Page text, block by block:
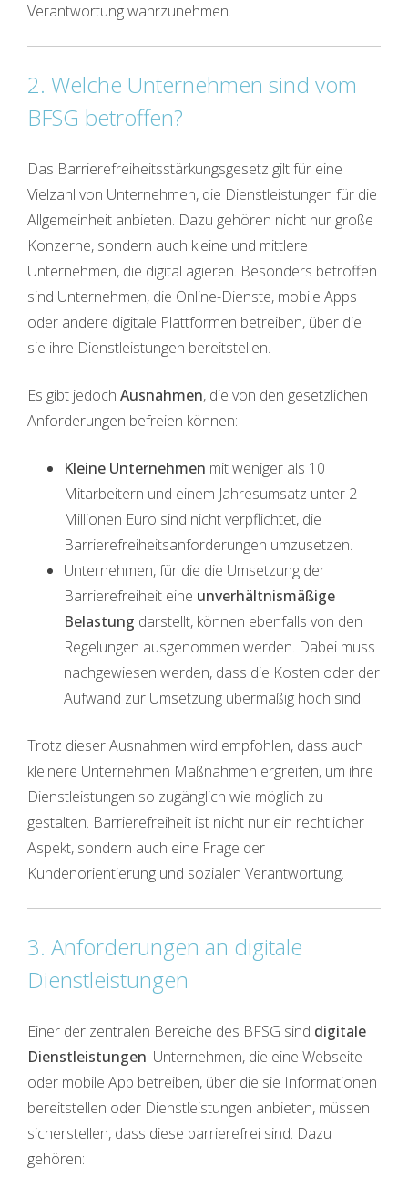
Verantwortung wahrzunehmen.
2. Welche Unternehmen sind vom
BFSG betroffen?
Das Barrierefreiheitsstärkungsgesetz gilt für eine
Vielzahl von Unternehmen, die Dienstleistungen für die
Allgemeinheit anbieten. Dazu gehören nicht nur große
Konzerne, sondern auch kleine und mittlere
Unternehmen, die digital agieren. Besonders betroffen
sind Unternehmen, die Online-Dienste, mobile Apps
oder andere digitale Plattformen betreiben, über die
sie ihre Dienstleistungen bereitstellen.
Es gibt jedoch Ausnahmen, die von den gesetzlichen
Anforderungen befreien können:
Kleine Unternehmen mit weniger als 10
Mitarbeitern und einem Jahresumsatz unter 2
Millionen Euro sind nicht verpflichtet, die
Barrierefreiheitsanforderungen umzusetzen.
Unternehmen, für die die Umsetzung der
Barrierefreiheit eine unverhältnismäßige
Belastung darstellt, können ebenfalls von den
Regelungen ausgenommen werden. Dabei muss
nachgewiesen werden, dass die Kosten oder der
Aufwand zur Umsetzung übermäßig hoch sind.
Trotz dieser Ausnahmen wird empfohlen, dass auch
kleinere Unternehmen Maßnahmen ergreifen, um ihre
Dienstleistungen so zugänglich wie möglich zu
gestalten. Barrierefreiheit ist nicht nur ein rechtlicher
Aspekt, sondern auch eine Frage der
Kundenorientierung und sozialen Verantwortung.
3. Anforderungen an digitale
Dienstleistungen
Einer der zentralen Bereiche des BFSG sind digitale
Dienstleistungen. Unternehmen, die eine Webseite
oder mobile App betreiben, über die sie Informationen
bereitstellen oder Dienstleistungen anbieten, müssen
sicherstellen, dass diese barrierefrei sind. Dazu
gehören: